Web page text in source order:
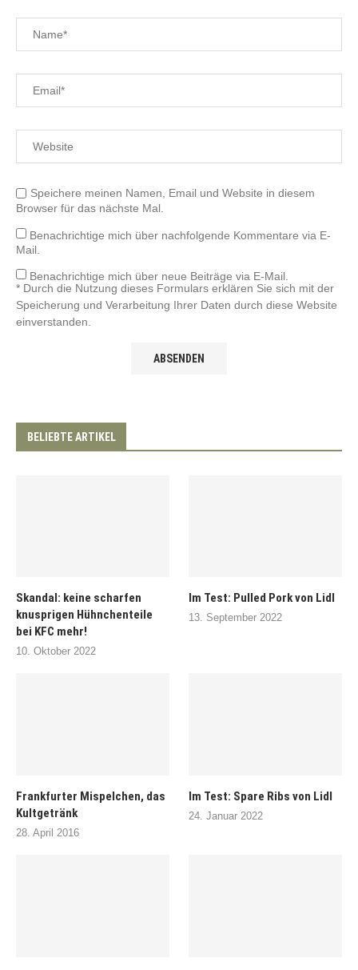
Speichere meinen Namen, Email und Website in diesem
Browser für das nächste Mal.
Benachrichtige mich über nachfolgende Kommentare via E-
Mail.
Benachrichtige mich über neue Beiträge via E-Mail.
* Durch die Nutzung dieses Formulars erklären Sie sich mit der
Speicherung und Verarbeitung Ihrer Daten durch diese Website
einverstanden.
BELIEBTE ARTIKEL
Skandal: keine scharfen
knusprigen Hühnchenteile
bei KFC mehr!
10. Oktober 2022
Im Test: Pulled Pork von Lidl
13. September 2022
Frankfurter Mispelchen, das
Kultgetränk
28. April 2016
Im Test: Spare Ribs von Lidl
24. Januar 2022